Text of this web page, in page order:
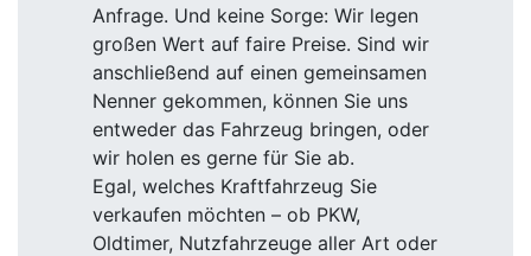
Anfrage. Und keine Sorge: Wir legen
großen Wert auf faire Preise. Sind wir
anschließend auf einen gemeinsamen
Nenner gekommen, können Sie uns
entweder das Fahrzeug bringen, oder
wir holen es gerne für Sie ab.
Egal, welches Kraftfahrzeug Sie
verkaufen möchten – ob PKW,
Oldtimer, Nutzfahrzeuge aller Art oder